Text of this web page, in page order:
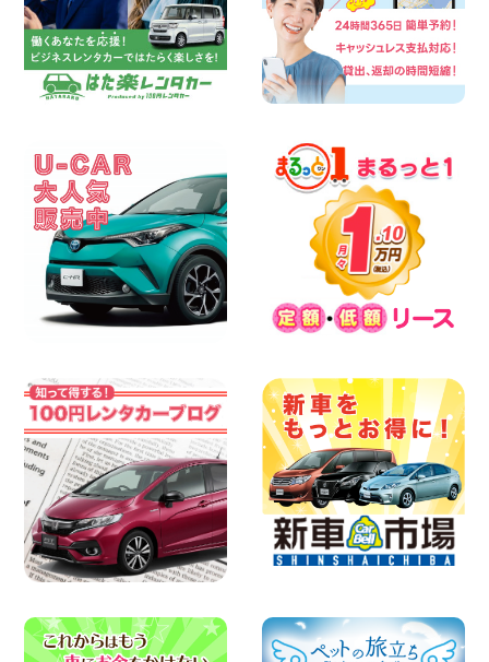
佐渡でのドライブは安全第一!交通事故に
ご注意ください 新潟県 佐渡空港店
100円レンタカー 佐渡空港
2026年08月07日
楽しい佐渡旅行を守るために!安全運転の
日産セレナが新入荷!!中川かの里店!! 愛知
県 中川かの里店
100円レンタカー 中川かの里
2026年08月07日
☆ 夏休みクーポン登場!最大9,500円おト
ク! ☆ 鳥取県 鳥取青谷店
100円レンタカー 鳥取青谷
2026年08月07日
100円レンタカー 寝屋川太間東町
2026年08月07日
夏季休暇のお知らせ 東京都 墨田両国店
100円レンタカー 墨田両国
2026年08月07日
夏季休暇のお知らせ 東京都 墨田文花店
100円レンタカー 墨田文花
2026年08月07日
お盆も休まず営業します! 神奈川県 横浜
100円レンタカー 横浜旭南本宿町
2026年08月07日